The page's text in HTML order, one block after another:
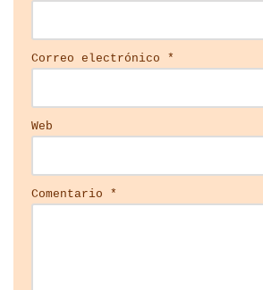
Correo electrónico *
Web
Comentario *